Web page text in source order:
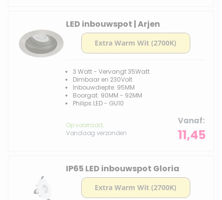
LED inbouwspot | Arjen
3 Watt - Vervangt 35Watt
Dimbaar en 230Volt
Inbouwdiepte: 95MM
Boorgat: 90MM - 92MM
Philips LED - GU10
Op voorraad,
Vandaag verzonden
Vanaf
11,45
IP65 LED inbouwspot Gloria